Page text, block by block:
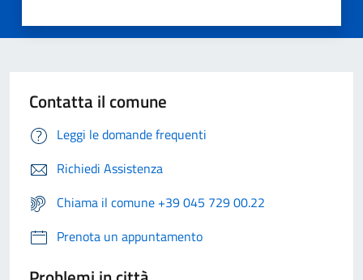
Contatta il comune
Leggi le domande frequenti
Richiedi Assistenza
Chiama il comune +39 045 729 00.22
Prenota un appuntamento